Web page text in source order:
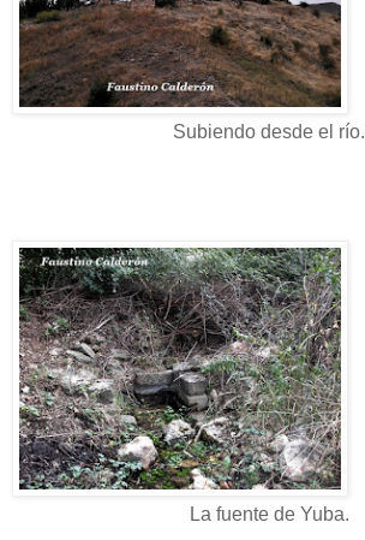
Subiendo desde el río.
La fuente de Yuba.